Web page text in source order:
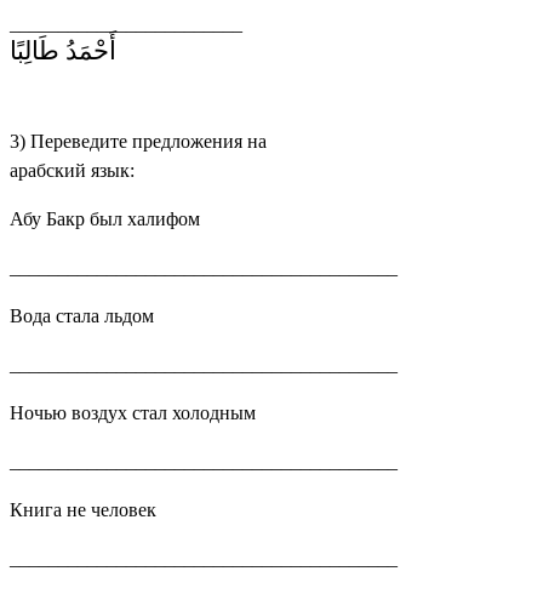
أَحْمَدُ طَالِبًا
3) Переведите предложения на
арабский язык:
Абу Бакр был халифом
Вода стала льдом
Ночью воздух стал холодным
Книга не человек